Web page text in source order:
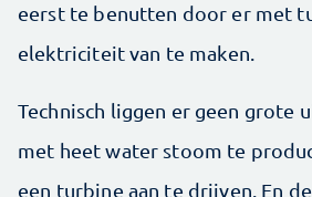
eerst te benutten door er met
elektriciteit van te maken.
Technisch liggen er geen grote
met heet water stoom te
een turbine aan te drijven. En